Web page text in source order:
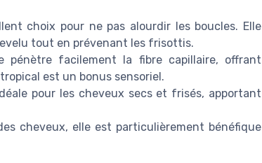
choix pour ne pas alourdir les boucles. Elle
tout en prévenant les frisottis.
facilement la fibre capillaire, offrant
est un bonus sensoriel.
pour les cheveux secs et frisés, apportant
cheveux, elle est particulièrement bénéfique